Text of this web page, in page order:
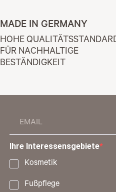
MADE IN GERMANY
HOHE
FÜR NACHHALTIGE
BESTÄNDIGKEIT
Ihre Interessensgebiete
Kosmetik
Fußpflege